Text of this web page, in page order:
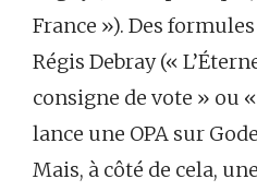
France »). Des
Régis Debray («
consigne de vote » ou
lance une OPA sur
Mais, à côté de cela,